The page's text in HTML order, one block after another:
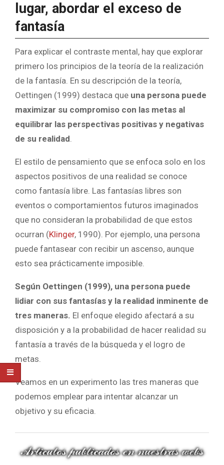
lugar, abordar el exceso de
fantasía
Para explicar el contraste mental, hay que explorar
primero los principios de la teoría de la realización
de la fantasía. En su descripción de la teoría,
Oettingen (1999) destaca que una persona puede
maximizar su compromiso con las metas al
equilibrar las perspectivas positivas y negativas
de su realidad
El estilo de pensamiento que se enfoca solo en los
aspectos positivos de una realidad se conoce
como fantasía libre. Las fantasías libres son
eventos o comportamientos futuros imaginados
que no consideran la probabilidad de que estos
ocurran (Klinger, 1990). Por ejemplo, una persona
puede fantasear con recibir un ascenso, aunque
esto sea prácticamente imposible.
Según Oettingen (1999), una persona puede
lidiar con sus fantasías y la realidad inminente de
tres maneras. El enfoque elegido afectará a su
disposición y a la probabilidad de hacer realidad su
fantasía a través de la búsqueda y el logro de
metas.
Veamos en un experimento las tres maneras que
podemos emplear para intentar alcanzar un
objetivo y su eficacia.